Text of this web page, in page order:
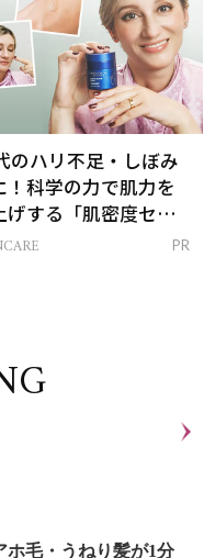
のハリ不足・しぼみ
！科学の力で肌力を
げする「肌密度セラ
PR
ホ毛・うねり髪が1分